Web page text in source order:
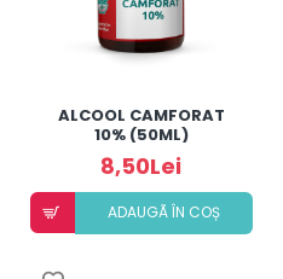
ALCOOL CAMFORAT
10% (50ML)
8,50Lei
ADAUGÃ ÎN COȘ